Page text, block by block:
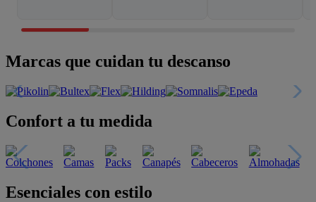
Marcas que cuidan tu descanso
Confort a tu medida
Esenciales con estilo